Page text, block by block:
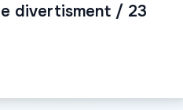
divertisment / 23